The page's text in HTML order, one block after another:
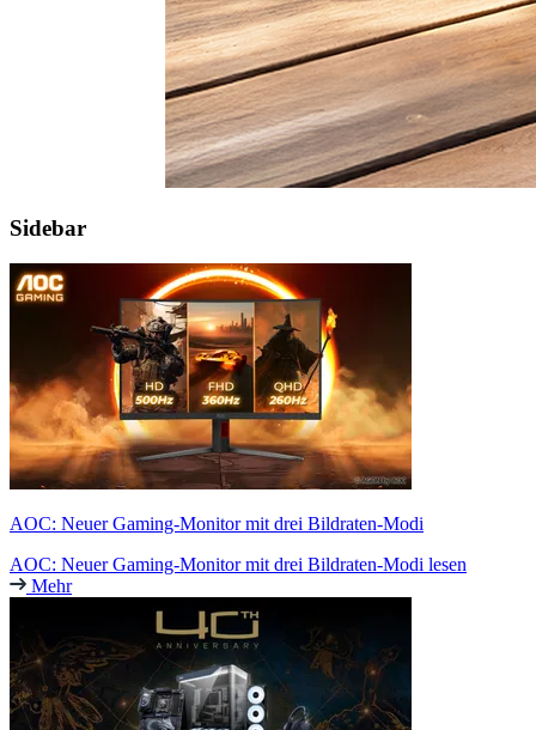
Sidebar
AOC: Neuer Gaming-Monitor mit drei Bildraten-Modi
AOC: Neuer Gaming-Monitor mit drei Bildraten-Modi lesen
Mehr